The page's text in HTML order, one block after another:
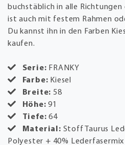
buchstäblich in alle Richtungen
ist auch mit festem Rahmen
Du kannst ihn in den Farben
kaufen.
Serie: FRANKY
Farbe: Kiesel
Breite: 58
Höhe:91
Tiefe:64
Material: Stoff Taurus
Polyester + 40% Lederfasermix